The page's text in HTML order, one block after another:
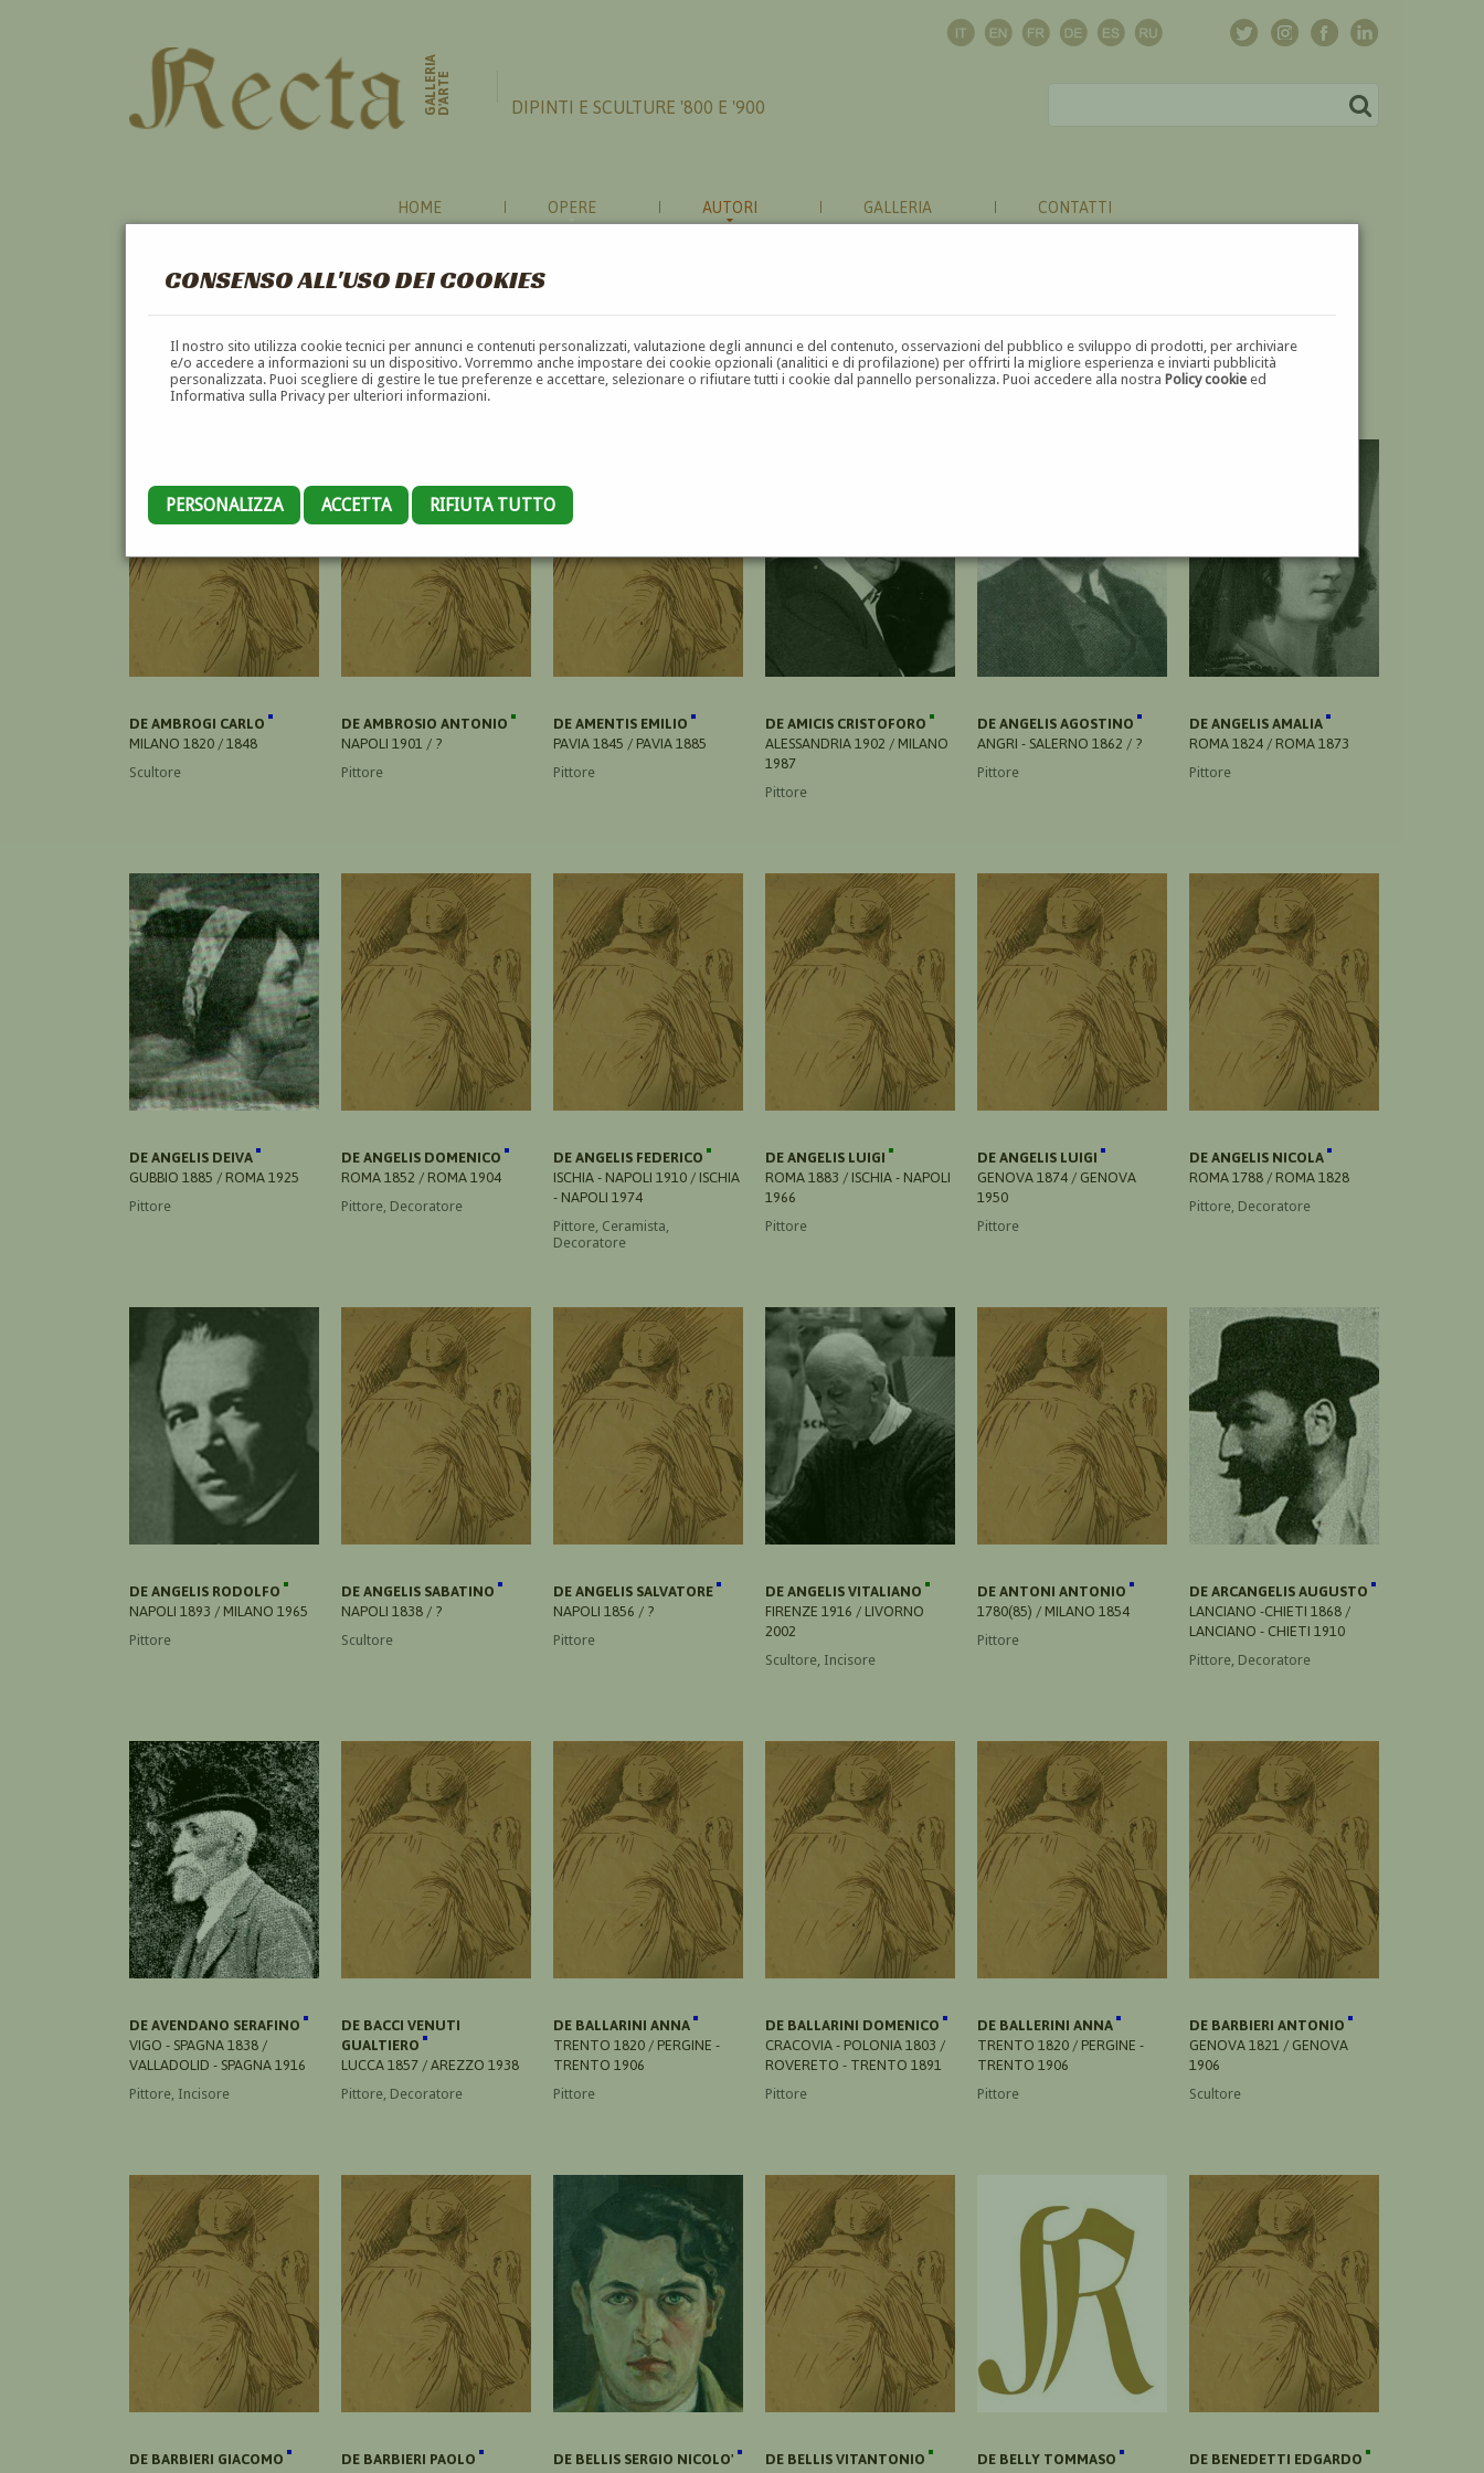
CONSENSO ALL'USO DEI COOKIES
Il nostro sito utilizza cookie tecnici per annunci e contenuti personalizzati, valutazione degli annunci e del contenuto, osservazioni del pubblico e sviluppo di prodotti, per archiviare
e/o accedere a informazioni su un dispositivo. Vorremmo anche impostare dei cookie opzionali (analitici e di profilazione) per offrirti la migliore esperienza e inviarti pubblicità
personalizzata. Puoi scegliere di gestire le tue preferenze e accettare, selezionare o rifiutare tutti i cookie dal pannello personalizza. Puoi accedere alla nostraPolicy cookie ed
Informativa sulla Privacy per ulteriori informazioni.
PERSONALIZZA ACCETTA RIFIUTA TUTTO
GALLERIAD'ARTE DIPINTI E SCULTURE '800 E '900
HOME OPERE AUTORI GALLERIA CONTATTI
AUTORI
A B C D E F G H I J K L M N O P Q R S T U V W X Y Z ⬅
DE AMBROGI CARLO
MILANO 1820 / 1848
Scultore
DE AMBROSIO ANTONIO
NAPOLI 1901 / ?
Pittore
DE AMENTIS EMILIO
PAVIA 1845 / PAVIA 1885
Pittore
DE AMICIS CRISTOFORO
ALESSANDRIA 1902 / MILANO
1987
Pittore
DE ANGELIS AGOSTINO
ANGRI - SALERNO 1862 / ?
Pittore
DE ANGELIS AMALIA
ROMA 1824 / ROMA 1873
Pittore
DE ANGELIS DEIVA
GUBBIO 1885 / ROMA 1925
Pittore
DE ANGELIS DOMENICO
ROMA 1852 / ROMA 1904
Pittore, Decoratore
DE ANGELIS FEDERICO
ISCHIA - NAPOLI 1910 / ISCHIA
- NAPOLI 1974
Pittore, Ceramista,
Decoratore
DE ANGELIS LUIGI
ROMA 1883 / ISCHIA - NAPOLI
1966
Pittore
DE ANGELIS LUIGI
GENOVA 1874 / GENOVA
1950
Pittore
DE ANGELIS NICOLA
ROMA 1788 / ROMA 1828
Pittore, Decoratore
DE ANGELIS RODOLFO
NAPOLI 1893 / MILANO 1965
Pittore
DE ANGELIS SABATINO
NAPOLI 1838 / ?
Scultore
DE ANGELIS SALVATORE
NAPOLI 1856 / ?
Pittore
DE ANGELIS VITALIANO
FIRENZE 1916 / LIVORNO
2002
Scultore, Incisore
DE ANTONI ANTONIO
1780(85) / MILANO 1854
Pittore
DE ARCANGELIS AUGUSTO
LANCIANO -CHIETI 1868 /
LANCIANO - CHIETI 1910
Pittore, Decoratore
DE AVENDANO SERAFINO
VIGO - SPAGNA 1838 /
VALLADOLID - SPAGNA 1916
Pittore, Incisore
DE BACCI VENUTI
GUALTIERO
LUCCA 1857 / AREZZO 1938
Pittore, Decoratore
DE BALLARINI ANNA
TRENTO 1820 / PERGINE -
TRENTO 1906
Pittore
DE BALLARINI DOMENICO
CRACOVIA - POLONIA 1803 /
ROVERETO - TRENTO 1891
Pittore
DE BALLERINI ANNA
TRENTO 1820 / PERGINE -
TRENTO 1906
Pittore
DE BARBIERI ANTONIO
GENOVA 1821 / GENOVA
1906
Scultore
DE BARBIERI GIACOMO
DE BARBIERI PAOLO
DE BELLIS SERGIO NICOLO'
DE BELLIS VITANTONIO
DE BELLY TOMMASO
DE BENEDETTI EDGARDO